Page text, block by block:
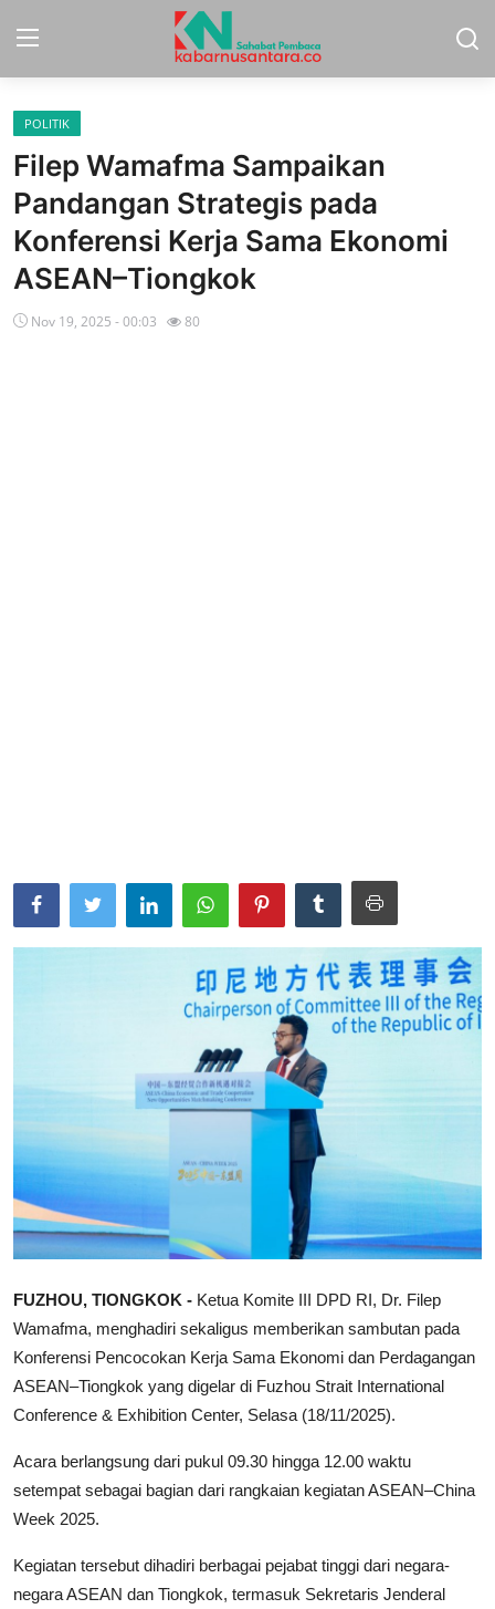
Home
Sport
Nasional
More
Daerah
POLITIK
Filep Wamafma Sampaikan
Pandangan Strategis pada
Konferensi Kerja Sama Ekonomi
ASEAN–Tiongkok
Nov 19, 2025 - 00:03 80
FUZHOU, TIONGKOK - Ketua Komite III DPD RI, Dr. Filep
Wamafma, menghadiri sekaligus memberikan sambutan pada
Konferensi Pencocokan Kerja Sama Ekonomi dan Perdagangan
ASEAN–Tiongkok yang digelar di Fuzhou Strait International
Conference & Exhibition Center, Selasa (18/11/2025).
Acara berlangsung dari pukul 09.30 hingga 12.00 waktu
setempat sebagai bagian dari rangkaian kegiatan ASEAN–China
Week 2025.
Kegiatan tersebut dihadiri berbagai pejabat tinggi dari negara-
negara ASEAN dan Tiongkok, termasuk Sekretaris Jenderal